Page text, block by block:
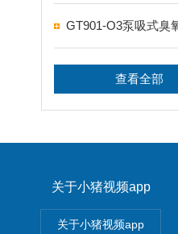
GT901-O3泵吸式臭
查看全部
关于小猪视频app
关于小猪视频app